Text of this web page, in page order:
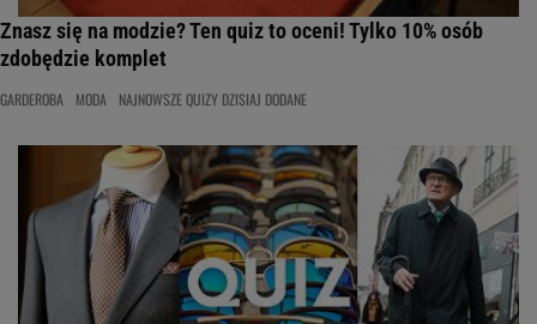
Znasz się na modzie? Ten quiz to oceni! Tylko 10% osób
zdobędzie komplet
GARDEROBA MODA NAJNOWSZE QUIZY DZISIAJ DODANE